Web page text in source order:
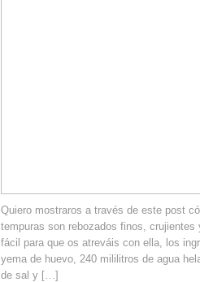
Quiero mostraros a través de este post
tempuras son rebozados finos,
fácil para que os atreváis con ella, los
yema de huevo, 240 mililitros de agua
de sal y […]